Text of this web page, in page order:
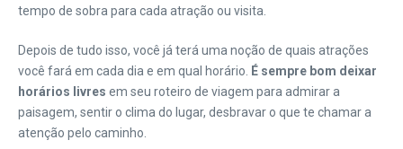
tempo de sobra para cada atração ou visita.
Depois de tudo isso, você já terá uma noção de quais atrações
você fará em cada dia e em qual horário.
É sempre bom deixar
horários livres em seu roteiro de viagem para admirar a
paisagem, sentir o clima do lugar, desbravar o que te chamar a
atenção pelo caminho.